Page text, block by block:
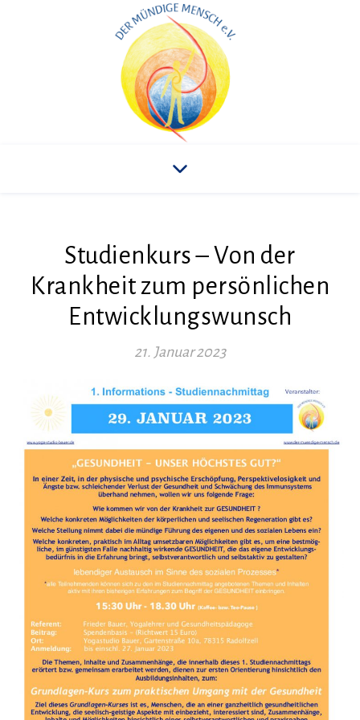
Studienkurs – Von der
Krankheit zum persönlichen
Entwicklungswunsch
21. Januar 2023